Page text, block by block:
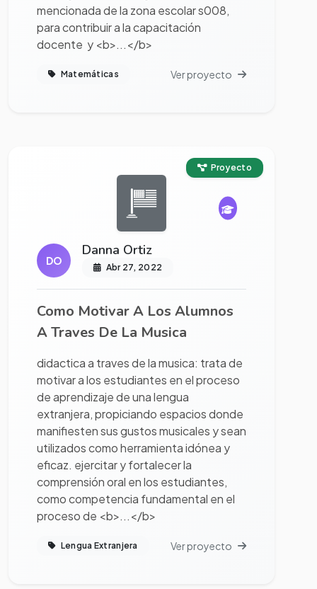
mencionada de la zona escolar s008,
para contribuir a la capacitación
docente y <b>...</b>
Matemáticas Ver proyecto
Proyecto
DO
Danna Ortiz
Abr 27, 2022
Como Motivar A Los Alumnos
A Traves De La Musica
didactica a traves de la musica: trata de
motivar a los estudiantes en el proceso
de aprendizaje de una lengua
extranjera, propiciando espacios donde
manifiesten sus gustos musicales y sean
utilizados como herramienta idónea y
eficaz. ejercitar y fortalecer la
comprensión oral en los estudiantes,
como competencia fundamental en el
proceso de <b>...</b>
Lengua Extranjera Ver proyecto